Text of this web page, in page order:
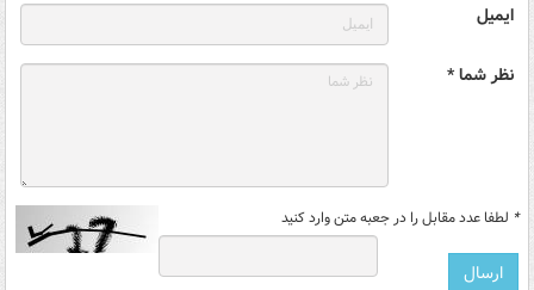
ایمیل
نظر شما *
* لطفا عدد مقابل را در جعبه متن وارد کنید